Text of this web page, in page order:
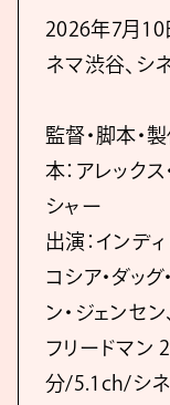
2026年7月10
ネマ渋谷、シ
監督・脚本・
本：アレックス
シャー
出演：インディ
コシア・ダッグ
ン・ジェンセン
フリードマン
分/5.1ch/シ